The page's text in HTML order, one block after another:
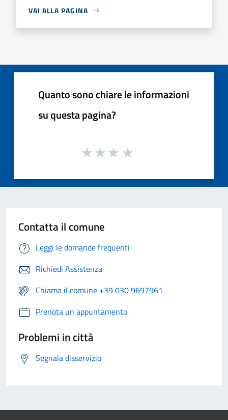
VAI ALLA PAGINA
Quanto sono chiare le informazioni
su questa pagina?
Contatta il comune
Leggi le domande frequenti
Richiedi Assistenza
Chiama il comune +39 030 9697961
Prenota un appuntamento
Problemi in città
Segnala disservizio